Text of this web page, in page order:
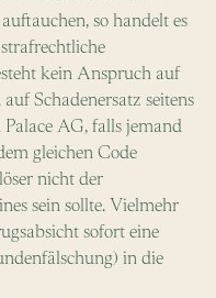
so handelt es
kein Anspruch auf
Schadenersatz seitens
AG, falls jemand
gleichen Code
nicht der
sein sollte. Vielmehr
sofort eine
in die